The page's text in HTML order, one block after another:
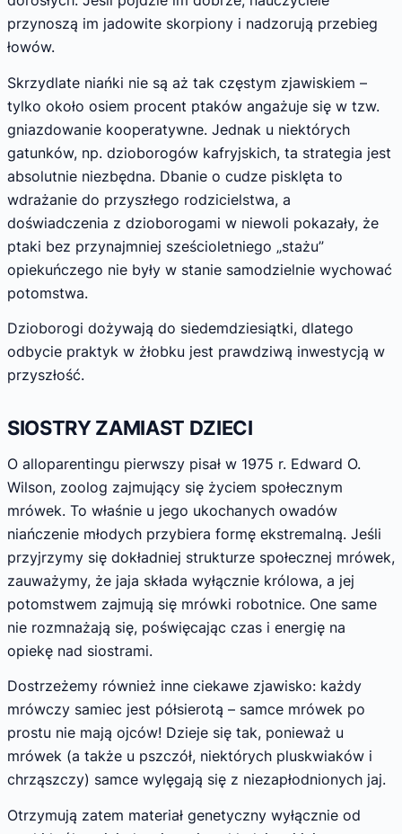
przynoszą im jadowite skorpiony i nadzorują przebieg
łowów.
Skrzydlate niańki nie są aż tak częstym zjawiskiem –
tylko około osiem procent ptaków angażuje się w tzw.
gniazdowanie kooperatywne. Jednak u niektórych
gatunków, np. dzioborogów kafryjskich, ta strategia jest
absolutnie niezbędna. Dbanie o cudze pisklęta to
wdrażanie do przyszłego rodzicielstwa, a
doświadczenia z dzioborogami w niewoli pokazały, że
ptaki bez przynajmniej sześcioletniego „stażu”
opiekuńczego nie były w stanie samodzielnie wychować
potomstwa.
Dzioborogi dożywają do siedemdziesiątki, dlatego
odbycie praktyk w żłobku jest prawdziwą inwestycją w
przyszłość.
SIOSTRY ZAMIAST DZIECI
O alloparentingu pierwszy pisał w 1975 r. Edward O.
Wilson, zoolog zajmujący się życiem społecznym
mrówek. To właśnie u jego ukochanych owadów
niańczenie młodych przybiera formę ekstremalną. Jeśli
przyjrzymy się dokładniej strukturze społecznej mrówek,
zauważymy, że jaja składa wyłącznie królowa, a jej
potomstwem zajmują się mrówki robotnice. One same
nie rozmnażają się, poświęcając czas i energię na
opiekę nad siostrami.
Dostrzeżemy również inne ciekawe zjawisko: każdy
mrówczy samiec jest półsierotą – samce mrówek po
prostu nie mają ojców! Dzieje się tak, ponieważ u
mrówek (a także u pszczół, niektórych pluskwiaków i
chrząszczy) samce wylęgają się z niezapłodnionych jaj.
Otrzymują zatem materiał genetyczny wyłącznie od